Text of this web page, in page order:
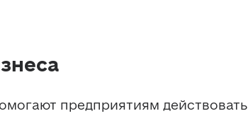
предприятиям действовать